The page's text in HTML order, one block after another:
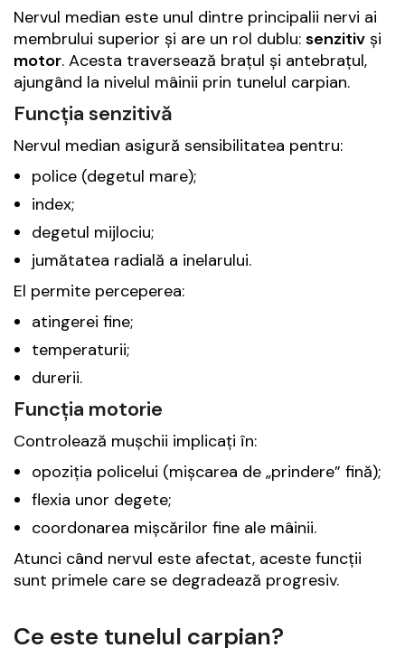
Nervul median este unul dintre principalii nervi ai
membrului superior și are un rol dublu: senzitiv și
motor. Acesta traversează brațul și antebrațul,
ajungând la nivelul mâinii prin tunelul carpian.
Funcția senzitivă
Nervul median asigură sensibilitatea pentru:
police (degetul mare);
index;
degetul mijlociu;
jumătatea radială a inelarului.
El permite perceperea:
atingerei fine;
temperaturii;
durerii.
Funcția motorie
Controlează mușchii implicați în:
opoziția policelui (mișcarea de „prindere” fină);
flexia unor degete;
coordonarea mișcărilor fine ale mâinii.
Atunci când nervul este afectat, aceste funcții
sunt primele care se degradează progresiv.
Ce este tunelul carpian?